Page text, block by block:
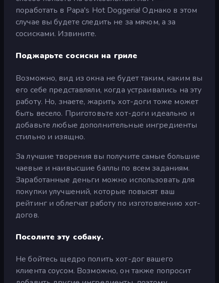
поработать в Papa's Hot Doggeria! Однако в этом
случае вы будете следить не за мячом, а за
сосисками. Извините.
Поджарьте сосиски на гриле
Возможно, вид из окна не будет таким, каким вы
его себе представляли, когда устраивались на эту
работу. Но, знаете, жарить хот-доги тоже может
быть весело. Приготовьте хот-доги идеально и
добавьте любые дополнительные ингредиенты
стильно и изящно.
За лучшие творения вы получите самые большие
чаевые и наивысшие баллы по всем заданиям.
Заработанные деньги можно использовать для
покупки улучшений, которые повысят ваш
рейтинг и облегчат работу по изготовлению хот-
догов.
Посолите эту собаку.
Не бойтесь щедро полить хот-дог вашего
клиента соусом. Возможно, он также попросит